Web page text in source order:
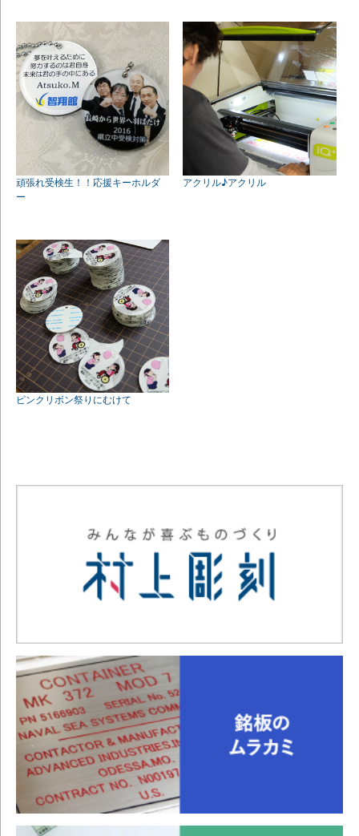
頑張れ受検生！！応援キーホルダ
ー
アクリル♪アクリル
ピンクリボン祭りにむけて